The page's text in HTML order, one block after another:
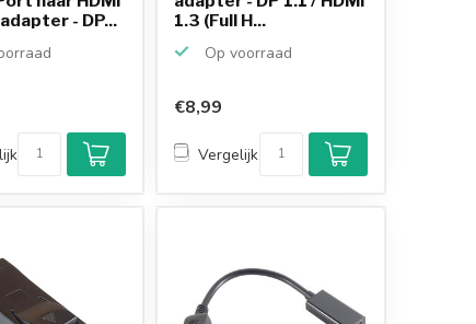
- DP...
1.3 (Full H...
Op voorraad
Klantenbeoordeling
9,2/10
Achteraf betalen
mogelijk
€8,99
Vergelijk